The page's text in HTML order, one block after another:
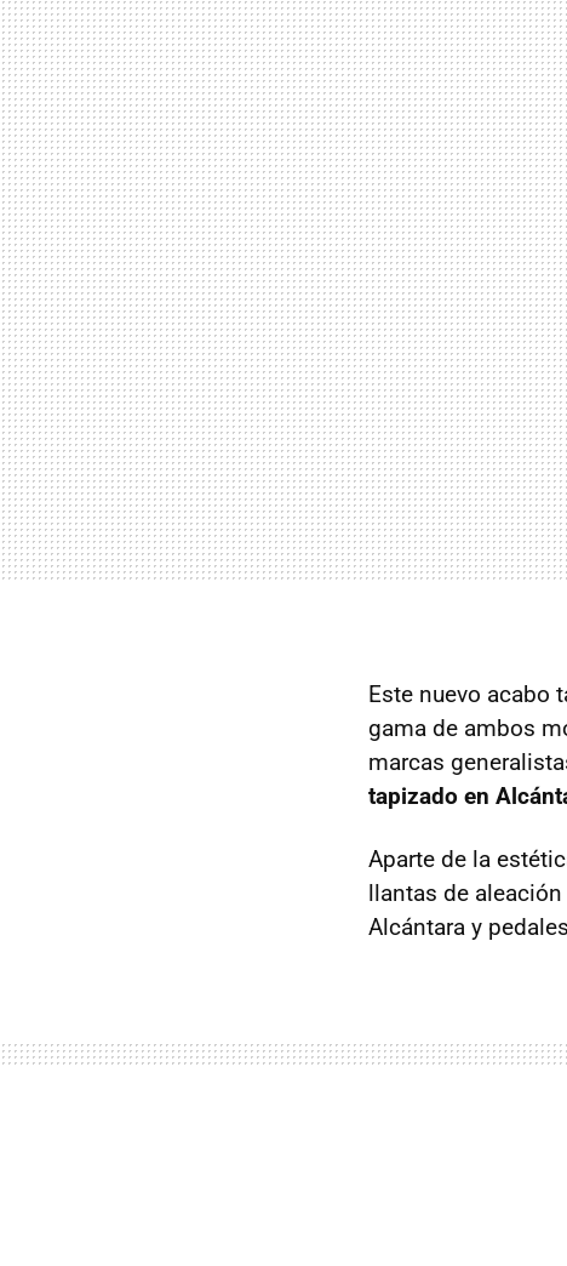
Este nuevo acabo
gama de ambos
marcas
tapizado en
Aparte de la
llantas de
Alcántara y